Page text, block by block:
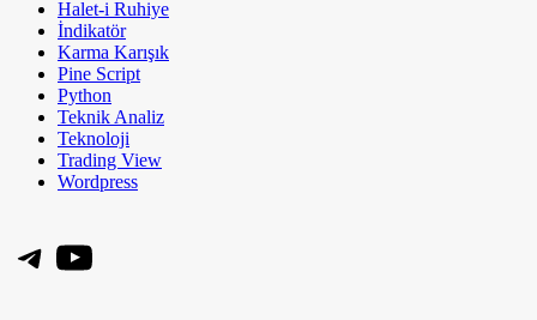
Halet-i Ruhiye
İndikatör
Karma Karışık
Pine Script
Python
Teknik Analiz
Teknoloji
Trading View
Wordpress
Telegram
YouTube